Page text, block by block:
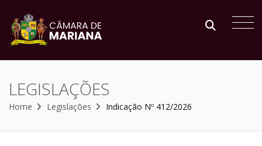
LEGISLAÇÕES
Home Legislações Indicação Nº 412/2026